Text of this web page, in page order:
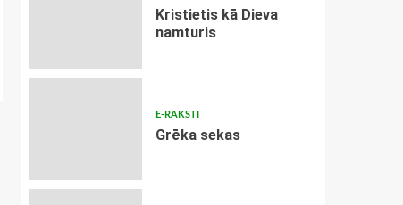
Kristietis kā Dieva
namturis
E-RAKSTI
Grēka sekas